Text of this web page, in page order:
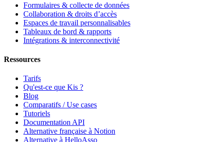
Formulaires & collecte de données
Collaboration & droits d’accès
Espaces de travail personnalisables
Tableaux de bord & rapports
Intégrations & interconnectivité
Ressources
Tarifs
Qu'est-ce que Kis ?
Blog
Comparatifs / Use cases
Tutoriels
Documentation API
Alternative française à Notion
Alternative à HelloAsso